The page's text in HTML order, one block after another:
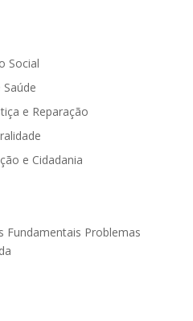
Social
e Reparação
e Cidadania
Fundamentais Problemas